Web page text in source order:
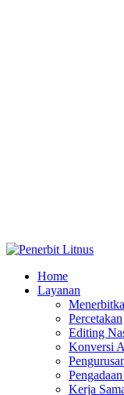
Home
Layanan
Percetakan
Editing
Konversi
Kerja